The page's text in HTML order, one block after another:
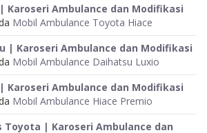
Karoseri Ambulance dan Modifikasi
Mobil Ambulance Toyota Hiace
| Karoseri Ambulance dan Modifikasi
Mobil Ambulance Daihatsu Luxio
Karoseri Ambulance dan Modifikasi
Mobil Ambulance Hiace Premio
Toyota | Karoseri Ambulance dan